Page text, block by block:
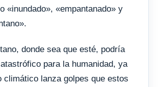
«inundado», «empantanado» y
donde sea que esté, podría
para la humanidad, ya
climático lanza golpes que estos